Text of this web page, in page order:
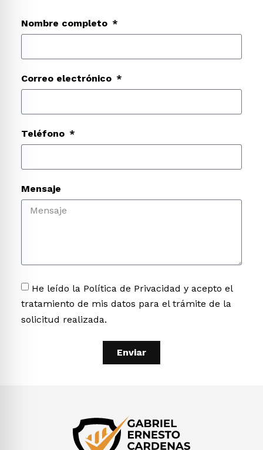
Nombre completo
Correo electrónico
Teléfono
Mensaje
He leído la Política de Privacidad y acepto el
tratamiento de mis datos para el trámite de la
solicitud realizada.
Enviar